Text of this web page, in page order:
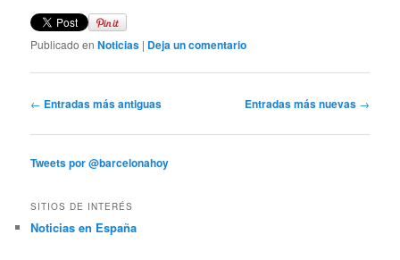
Publicado en Noticias | Deja un comentario
N
v
e
c
i
← Entradas más antiguas Entradas más nuevas →
Tweets por @barcelonahoy
SITIOS DE INTERÉS
Noticias en España